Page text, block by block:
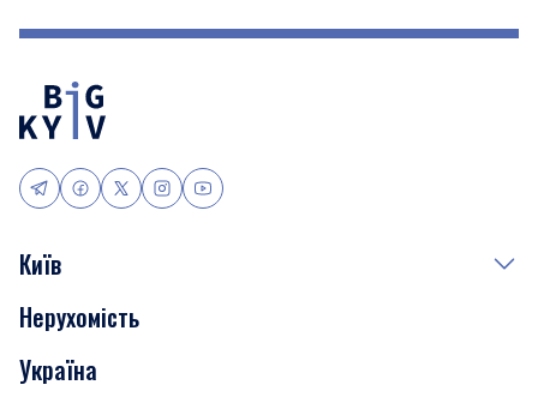
Київ
Події
Скандали
Нерухомість
Україна